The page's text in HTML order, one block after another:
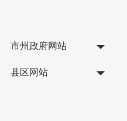
市州政府网站
县区网站